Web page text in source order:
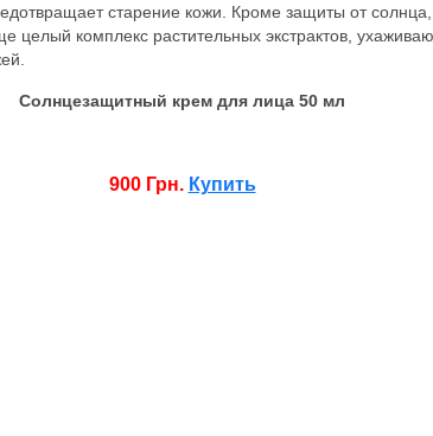
старение кожи. Кроме защиты от
целый комплекс растительных экстрактов,
Солнцезащитный крем для лица 50 мл
900 Грн. Купить